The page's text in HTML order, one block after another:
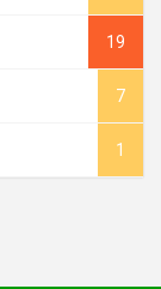
19
7
1